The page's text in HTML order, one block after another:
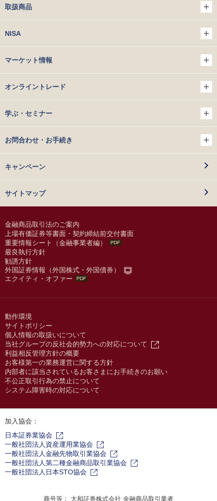
取扱商品
NISA
マーケット情報
オンライントレード
学ぶ・セミナー
お問合わせ・お手続き
キャンペーン
サイトマップ
金融商品取引法のご案内
上場有価証券等書面・契約締結前交付書面
重要情報シート（金融事業者編）
最良執行方針
勧誘方針
外国証券情報（外国株式・外国債券）
エクイティ・オファー
動作環境
サイトポリシー
個人情報の取扱いについて
当社グループの反社会的勢力への対応について
利益相反管理方針の概要
お客様第一の業務運営に関する方針
内部者に該当されているお客さまにお手続きのお願い
不公正取引行為の禁止について
システム障害時の対応について
加入協会：
日本証券業協会
一般社団法人資産運用業協会
一般社団法人金融先物取引業協会
一般社団法人第二種金融商品取引業協会
一般社団法人日本STO協会
商号等： 大和証券株式会社 金融商品取引業者